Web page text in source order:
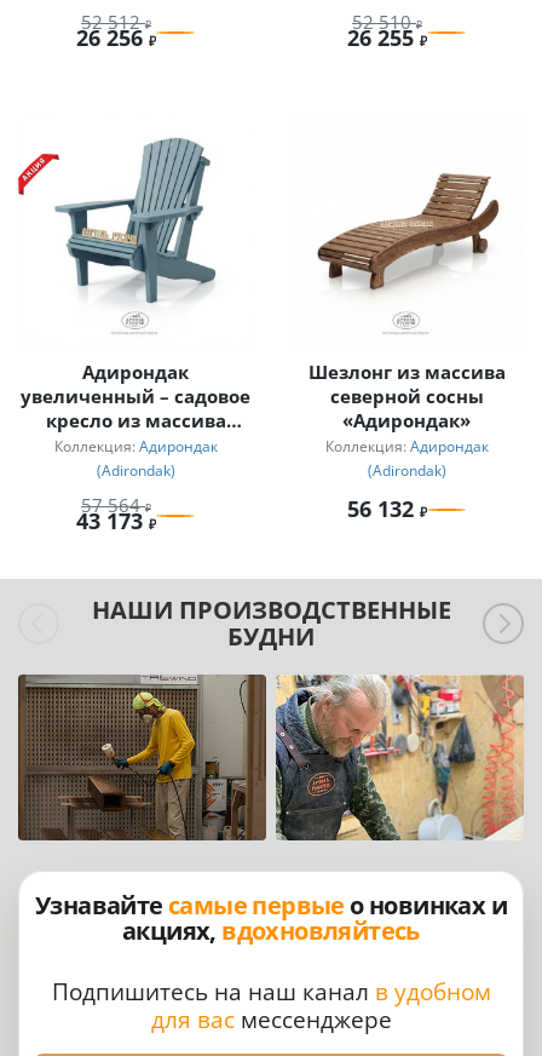
52 512
26 256
52 510
26 255
Адирондак
увеличенный – садовое
кресло из массива
дерева для улицы
Коллекция: Адирондак
(Adirondak)
57 564
43 173
Шезлонг из массива
северной сосны
«Адирондак»
Коллекция: Адирондак
(Adirondak)
56 132
НАШИ ПРОИЗВОДСТВЕННЫЕ
БУДНИ
Узнавайте самые первые о новинках и
акциях, вдохновляйтесь
Подпишитесь на наш канал в удобном
для васмессенджере